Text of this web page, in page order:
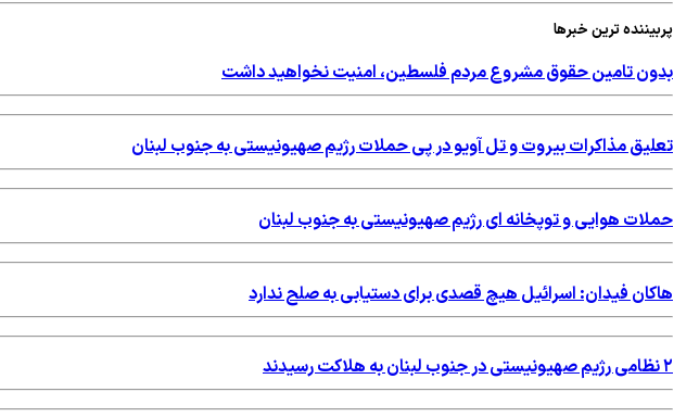
پربیننده ترین خبرها
بدون تامین حقوق مشروع مردم فلسطین، امنیت نخواهید داشت
تعلیق مذاکرات بیروت و تل آویو در پی حملات رژیم صهیونیستی به جنوب لبنان
حملات هوایی و توپخانه ای رژیم صهیونیستی به جنوب لبنان
هاکان فیدان: اسرائیل هیچ قصدی برای دستیابی به صلح ندارد
۲ نظامی رژیم صهیونیستی در جنوب لبنان به هلاکت رسیدند